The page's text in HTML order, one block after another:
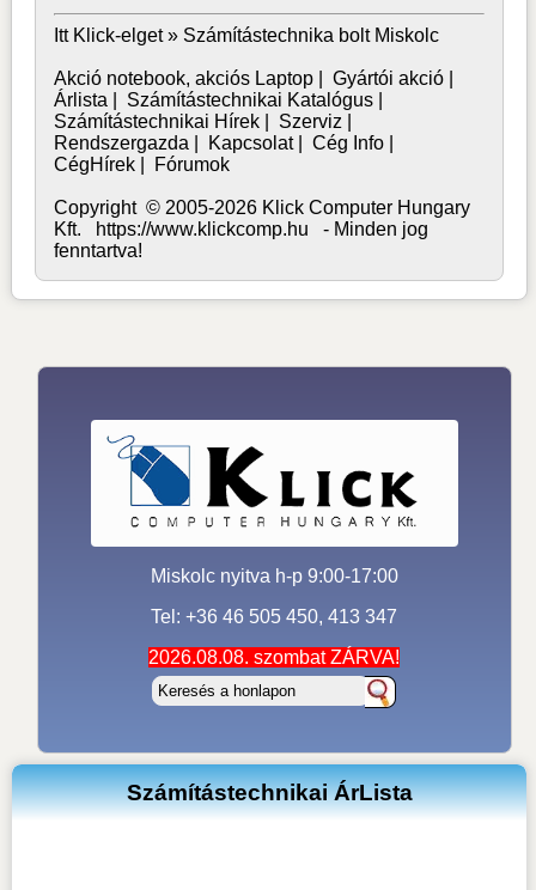
Itt Klick-elget » Számítástechnika bolt Miskolc
Akció notebook, akciós Laptop |Gyártói akció
Árlista
Számítástechnikai Katalógus
Számítástechnikai Hírek
Szerviz
Rendszergazda
Kapcsolat|Cég Info
CégHírek
Fórumok
Copyright © 2005-2026 Klick Computer Hungary
Kft. https://www.klickcomp.hu - Minden jog
fenntartva!
Miskolc nyitva h-p 9:00-17:00
Tel: +36 46 505 450, 413 347
2026.08.08. szombat ZÁRVA!
Számítástechnikai ÁrLista